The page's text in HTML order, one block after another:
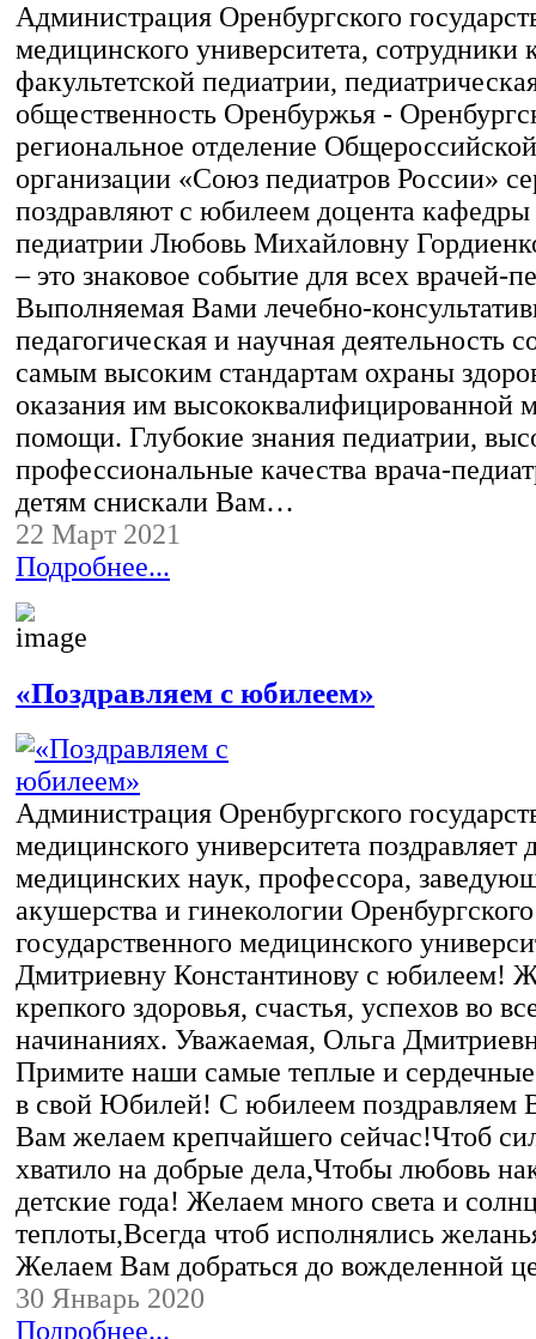
Администрация Оренбургского
медицинского университета, сотрудники
факультетской педиатрии,
общественность Оренбуржья -
региональное отделение
организации «Союз педиатров России»
поздравляют с юбилеем доцента кафедры
педиатрии Любовь Михайловну
– это знаковое событие для всех врачей-
Выполняемая Вами лечебно-
педагогическая и научная деятельность
самым высоким стандартам охраны
оказания им высококвалифицированной
помощи. Глубокие знания педиатрии,
профессиональные качества врача-
детям снискали Вам…
22 Март 2021
Подробнее...
«Поздравляем с юбилеем»
Администрация Оренбургского
медицинского университета поздравляет
медицинских наук, профессора,
акушерства и гинекологии Оренбургского
государственного медицинского
Дмитриевну Константинову с юбилеем!
крепкого здоровья, счастья, успехов во
начинаниях. Уважаемая, Ольга
Примите наши самые теплые и сердечные
в свой Юбилей! С юбилеем поздравляем
Вам желаем крепчайшего сейчас!Чтоб
хватило на добрые дела,Чтобы любовь
детские года! Желаем много света и
теплоты,Всегда чтоб исполнялись
Желаем Вам добраться до вожделенной
30 Январь 2020
Подробнее...